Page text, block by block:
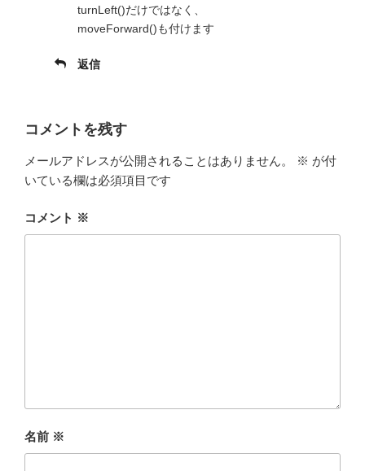
turnLeft()だけではなく、
moveForward()も付けます
返信
コメントを残す
メールアドレスが公開されることはありません。 ※ が付
いている欄は必須項目です
コメント ※
名前 ※